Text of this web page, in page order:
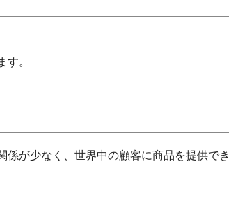
。
係が少なく、世界中の顧客に商品を提供でき